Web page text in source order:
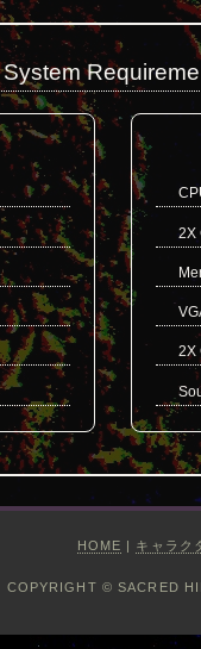
System
2X
2X
HOME | キャラク
COPYRIGHT © SACRED